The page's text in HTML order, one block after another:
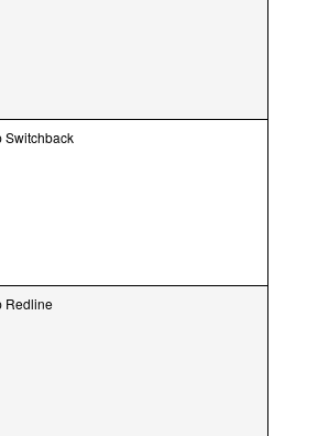
Switchback
Redline